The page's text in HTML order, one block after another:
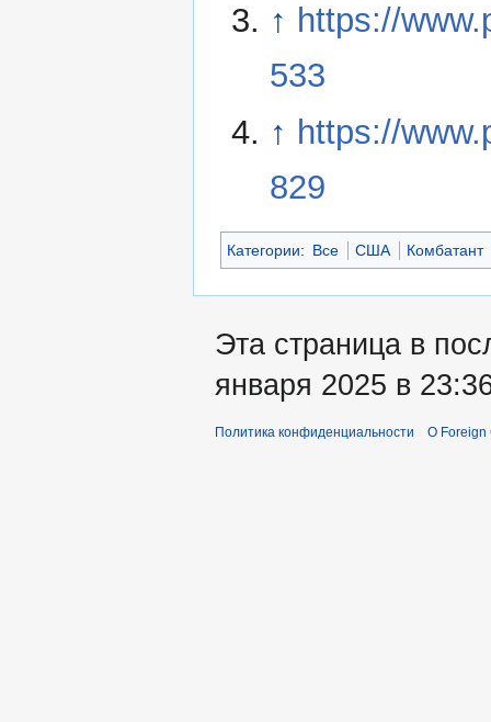
↑ https://
533
↑ https://
829
Категории: Все США Комбатант
Эта страница в
января 2025 в
Политика конфиденциальности О Foreign